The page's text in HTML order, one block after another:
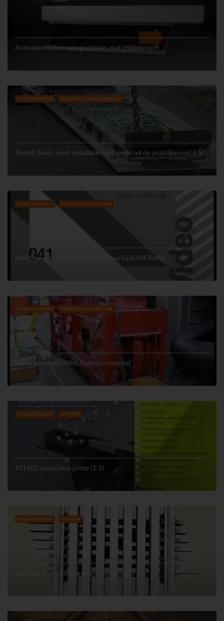
Animatie rubber oplegsysteem met glijdelement
Voegovergangen Uitvoering voegovergangen
Prefab Silent Joint installatie met beeld uit de praktijkproef A50
Voegovergangen Meetkundig onderzoek
Meetkundig onderzoek voegmassa bij BAM Berlijn
Voegovergangen Meetkundig onderzoek
Korte impressie MMLS wielspoorproef
Voegovergangen Animatie
XTEND expansion joints (2.1)
Voegovergangen Animatie
Werking sturing Maurer lamellenvoeg (7.1)